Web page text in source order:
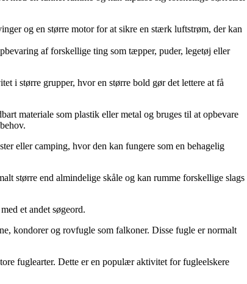
og en større motor for at sikre en stærk luftstrøm, der kan
af forskellige ting som tæpper, puder, legetøj eller
i større grupper, hvor en større bold gør det lettere at få
materiale som plastik eller metal og bruges til at opbevare
eller camping, hvor den kan fungere som en behagelig
større end almindelige skåle og kan rumme forskellige slags
et andet søgeord.
kondorer og rovfugle som falkoner. Disse fugle er normalt
fuglearter. Dette er en populær aktivitet for fugleelskere